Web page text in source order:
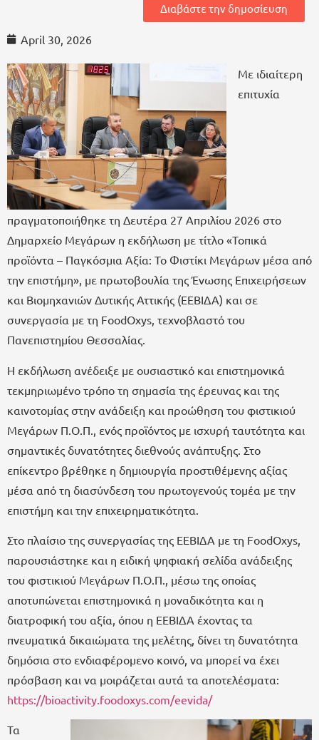
Διαβάστε την δημοσίευση
April 30, 2026
Με ιδιαίτερη
επιτυχία
πραγματοποιήθηκε τη Δευτέρα 27 Απριλίου 2026 στο
Δημαρχείο Μεγάρων η εκδήλωση με τίτλο «Τοπικά
προϊόντα – Παγκόσμια Αξία: Το Φιστίκι Μεγάρων μέσα από
την επιστήμη», με πρωτοβουλία της Ένωσης Επιχειρήσεων
και Βιομηχανιών Δυτικής Αττικής (ΕΕΒΙΔΑ) και σε
συνεργασία με τη FoodOxys, τεχνοβλαστό του
Πανεπιστημίου Θεσσαλίας.
Η εκδήλωση ανέδειξε με ουσιαστικό και επιστημονικά
τεκμηριωμένο τρόπο τη σημασία της έρευνας και της
καινοτομίας στην ανάδειξη και προώθηση του φιστικιού
Μεγάρων Π.Ο.Π., ενός προϊόντος με ισχυρή ταυτότητα και
σημαντικές δυνατότητες διεθνούς ανάπτυξης. Στο
επίκεντρο βρέθηκε η δημιουργία προστιθέμενης αξίας
μέσα από τη διασύνδεση του πρωτογενούς τομέα με την
επιστήμη και την επιχειρηματικότητα.
Στο πλαίσιο της συνεργασίας της ΕΕΒΙΔΑ με τη FoodOxys,
παρουσιάστηκε και η ειδική ψηφιακή σελίδα ανάδειξης
του φιστικιού Μεγάρων Π.Ο.Π., μέσω της οποίας
αποτυπώνεται επιστημονικά η μοναδικότητα και η
διατροφική του αξία, όπου η ΕΕΒΙΔΑ έχοντας τα
πνευματικά δικαιώματα της μελέτης, δίνει τη δυνατότητα
δημόσια στο ενδιαφέρομενο κοινό, να μπορεί να έχει
πρόσβαση και να μοιράζεται αυτά τα αποτελέσματα:
https://bioactivity.foodoxys.com/eevida/
Τα